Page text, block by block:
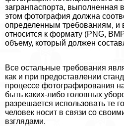
загранпаспорта, выполненная
этом фотография должна
определенным требованиям, и
относится к формату (PNG,
объему, который должен
Все остальные требования
как и при предоставлении
процессе фотографирования
быть каких-либо головных
разрешается использовать те
человек носит в связи со
взглядами.